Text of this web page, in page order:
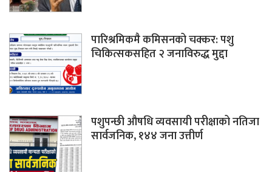
पारिश्रमिकमै कमिसनको चक्कर: पशु
चिकित्सकसहित २ जनाविरुद्ध मुद्दा
पशुपन्छी औषधि व्यवसायी परीक्षाको नतिजा
सार्वजनिक, १४४ जना उत्तीर्ण